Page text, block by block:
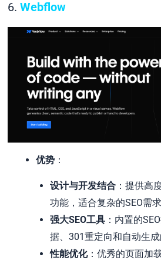
6.Webflow
优势 ：
设计与开发结合 ：提供高
功能，适合复杂的SEO需求
强大SEO工具 ：内置的
据、301重定向和自动生成
性能优化：优秀的页面加